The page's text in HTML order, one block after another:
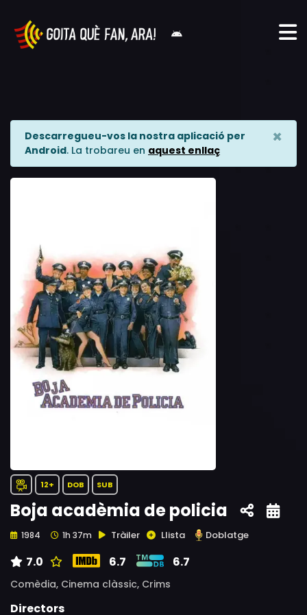
Descarregueu-vos la nostra aplicació per
Android. La trobareu en aquest enllaç
×
12+ DOB SUB
Boja acadèmia de policia
1984 1h 37m Tràiler Llista Doblatge
7.0 6.7 6.7
Comèdia, Cinema clàssic, Crims
Directors